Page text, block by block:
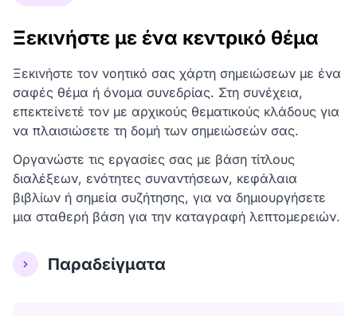
Ξεκινήστε με ένα κεντρικό θέμα
Ξεκινήστε τον νοητικό σας χάρτη σημειώσεων με ένα
σαφές θέμα ή όνομα συνεδρίας. Στη συνέχεια,
επεκτείνετέ τον με αρχικούς θεματικούς κλάδους για
να πλαισιώσετε τη δομή των σημειώσεών σας.
Οργανώστε τις εργασίες σας με βάση τίτλους
διαλέξεων, ενότητες συναντήσεων, κεφάλαια
βιβλίων ή σημεία συζήτησης, για να δημιουργήσετε
μια σταθερή βάση για την καταγραφή λεπτομερειών.
Παραδείγματα